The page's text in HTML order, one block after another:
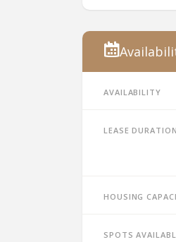
Availability
Lease duration
Housing
Spots